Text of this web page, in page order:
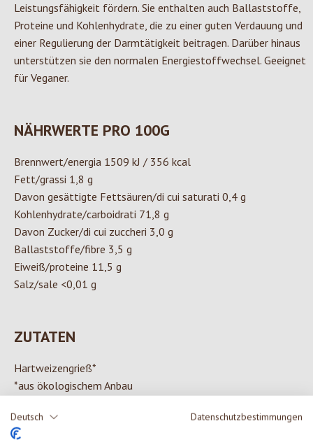
Deutsch Datenschutzbestimmungen
Leistungsfähigkeit fördern. Sie enthalten auch Ballaststoffe,
Proteine und Kohlenhydrate, die zu einer guten Verdauung und
einer Regulierung der Darmtätigkeit beitragen. Darüber hinaus
unterstützen sie den normalen Energiestoffwechsel. Geeignet
für Veganer.
NÄHRWERTE PRO 100G
Brennwert/energia 1509 kJ / 356 kcal
Fett/grassi 1,8 g
Davon gesättigte Fettsäuren/di cui saturati 0,4 g
Kohlenhydrate/carboidrati 71,8 g
Davon Zucker/di cui zuccheri 3,0 g
Ballaststoffe/fibre 3,5 g
Eiweiß/proteine 11,5 g
Salz/sale <0,01 g
ZUTATEN
Hartweizengrieß*
*aus ökologischem Anbau